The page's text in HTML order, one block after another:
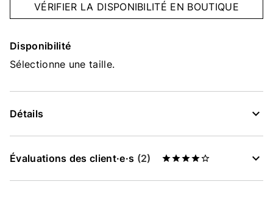
VÉRIFIER LA DISPONIBILITÉ EN BOUTIQUE
Disponibilité
Sélectionne une taille.
Détails
Évaluations des client·e·s (2)